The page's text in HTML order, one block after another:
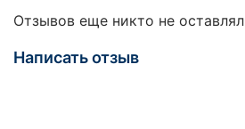
Отзывов еще никто не оставлял
Написать отзыв